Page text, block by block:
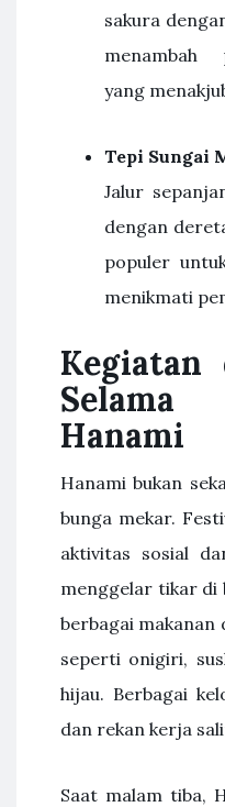
sakura
menambah
yang
Tepi Sungai
Jalur
dengan
populer
menikmati
Kegiatan
Hanami
Hanami bukan
bunga mekar.
aktivitas sosial
menggelar tikar di
berbagai
seperti onigiri,
hijau. Berbagai
dan rekan kerja
Saat malam tiba,